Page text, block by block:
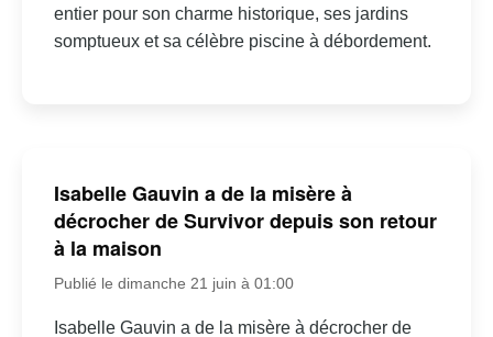
entier pour son charme historique, ses jardins
somptueux et sa célèbre piscine à débordement.
Isabelle Gauvin a de la misère à
décrocher de Survivor depuis son retour
à la maison
Publié le dimanche 21 juin à 01:00
Isabelle Gauvin a de la misère à décrocher de